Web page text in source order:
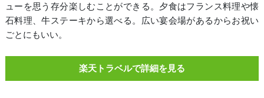
ューを思う存分楽しむことができる。夕食はフランス料理や懐
石料理、牛ステーキから選べる。広い宴会場があるからお祝い
ごとにもいい。
楽天トラベルで詳細を見る